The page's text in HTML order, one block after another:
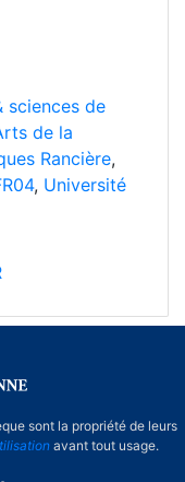
sciences de
de la
Rancière,
, Université
sont la propriété de leurs
avant tout usage.